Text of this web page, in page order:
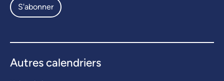
S'abonner
Autres calendriers